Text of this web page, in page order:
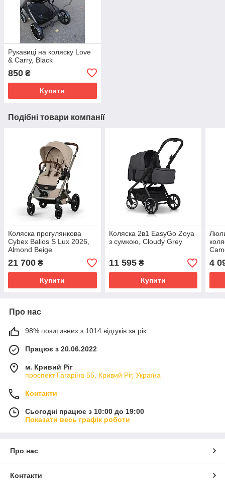
Рукавиці на коляску Love
& Carry, Black
850 ₴
Купити
Подібні товари компанії
Коляска прогулянкова
Cybex Balios S Lux 2026,
Almond Beige
21 700 ₴
Купити
Коляска 2в1 EasyGo Zoya
з сумкою, Cloudy Grey
11 595₴
Купити
4
Про нас
98% позитивних з 1014 відгуків за рік
Працює з 20.06.2022
м. Кривий Ріг
проспект Гагаріна 55, Кривий Ріг, Україна
Контакти
Сьогодні працює з 10:00 до 19:00
Показати весь графік роботи
Про нас
Контакти